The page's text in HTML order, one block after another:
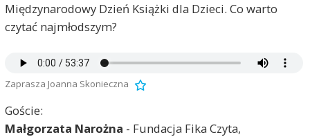
Międzynarodowy Dzień Książki dla Dzieci. Co warto
czytać najmłodszym?
Zaprasza Joanna Skonieczna
Goście:
Małgorzata Narożna - Fundacja Fika Czyta,